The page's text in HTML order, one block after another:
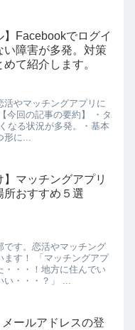
】Facebookでログイ
い障害が多発。対策
て紹介します。
活やマッチングアプリに
今回の記事の要約】 ・タ
なる状況が多発。・基本
形に...
】マッチングアプリ
所おすすめ５選
です。恋活やマッチング
ます！ 「マッチングアプ
・・・！地方に住んでい
い・・・？」 ...
メールアドレスの登